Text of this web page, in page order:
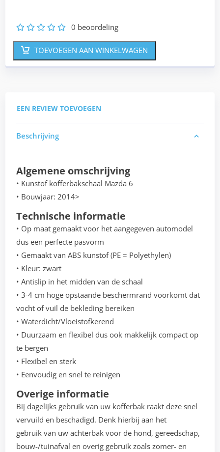
5
4
3
2 0 beoordeling
TOEVOEGEN AAN WINKELWAGEN
EEN REVIEW TOEVOEGEN
Beschrijving
Algemene omschrijving
• Kunstof kofferbakschaal Mazda 6
• Bouwjaar: 2014>
Technische informatie
• Op maat gemaakt voor het aangegeven automodel
dus een perfecte pasvorm
• Gemaakt van ABS kunstof (PE = Polyethylen)
• Kleur: zwart
• Antislip in het midden van de schaal
• 3-4 cm hoge opstaande beschermrand voorkomt dat
vocht of vuil de bekleding bereiken
• Waterdicht/Vloeistofkerend
• Duurzaam en flexibel dus ook makkelijk compact op
te bergen
• Flexibel en sterk
• Eenvoudig en snel te reinigen
Overige informatie
Bij dagelijks gebruik van uw kofferbak raakt deze snel
vervuild en beschadigd. Denk hierbij aan het
gebruik van uw achterbak voor de hond, gereedschap,
bouw-/tuinafval en overig gebruik zoals zomer- en